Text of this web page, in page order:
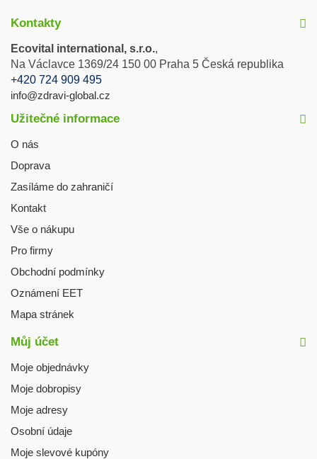
Kontakty
Ecovital international, s.r.o.,
Na Václavce 1369/24 150 00 Praha 5 Česká republika
+420 724 909 495
info@zdravi-global.cz
Užitečné informace
O nás
Doprava
Zasíláme do zahraničí
Kontakt
Vše o nákupu
Pro firmy
Obchodní podmínky
Oznámení EET
Mapa stránek
Můj účet
Moje objednávky
Moje dobropisy
Moje adresy
Osobní údaje
Moje slevové kupóny